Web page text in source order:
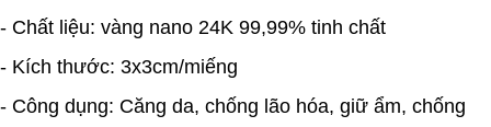
- Chất liệu: vàng nano 24K 99,99% tinh chất
- Kích thước: 3x3cm/miếng
- Công dụng: Căng da, chống lão hóa, giữ ẩm, chống